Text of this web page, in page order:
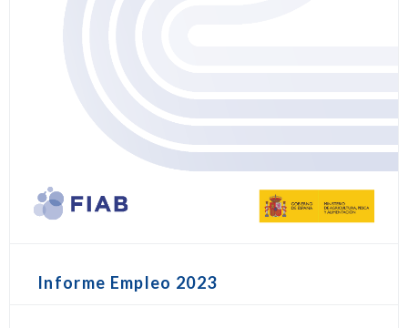
Informe Empleo 2023